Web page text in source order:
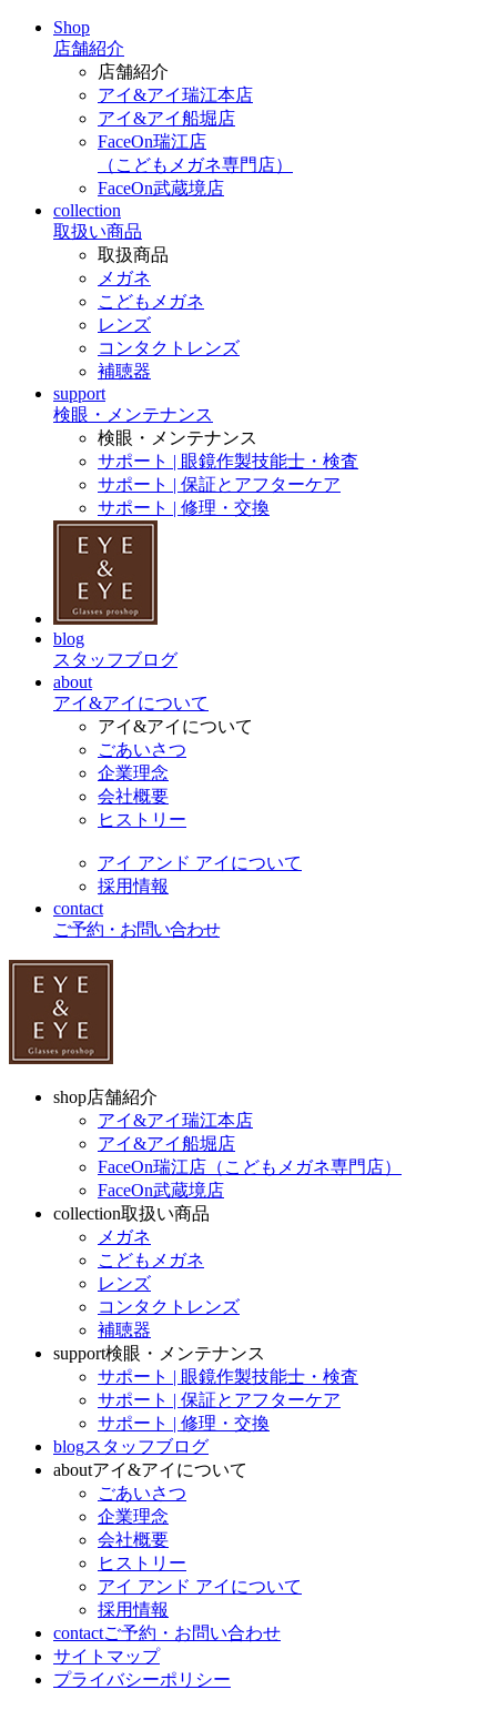
Shop
店舗紹介
店舗紹介
アイ&アイ瑞江本店
アイ&アイ船堀店
FaceOn瑞江店
（こどもメガネ専門店）
FaceOn武蔵境店
collection
取扱い商品
取扱商品
メガネ
こどもメガネ
レンズ
コンタクトレンズ
補聴器
support
検眼・メンテナンス
検眼・メンテナンス
サポート | 眼鏡作製技能士・検査
サポート | 保証とアフターケア
サポート | 修理・交換
blog
スタッフブログ
about
アイ&アイについて
アイ&アイについて
ごあいさつ
企業理念
会社概要
ヒストリー
アイ アンド アイについて
採用情報
contact
ご予約・お問い合わせ
shop店舗紹介
アイ&アイ瑞江本店
アイ&アイ船堀店
FaceOn瑞江店（こどもメガネ専門店）
FaceOn武蔵境店
collection取扱い商品
メガネ
こどもメガネ
レンズ
コンタクトレンズ
補聴器
support検眼・メンテナンス
サポート | 眼鏡作製技能士・検査
サポート | 保証とアフターケア
サポート | 修理・交換
blogスタッフブログ
aboutアイ&アイについて
ごあいさつ
企業理念
会社概要
ヒストリー
アイ アンド アイについて
採用情報
contactご予約・お問い合わせ
サイトマップ
プライバシーポリシー